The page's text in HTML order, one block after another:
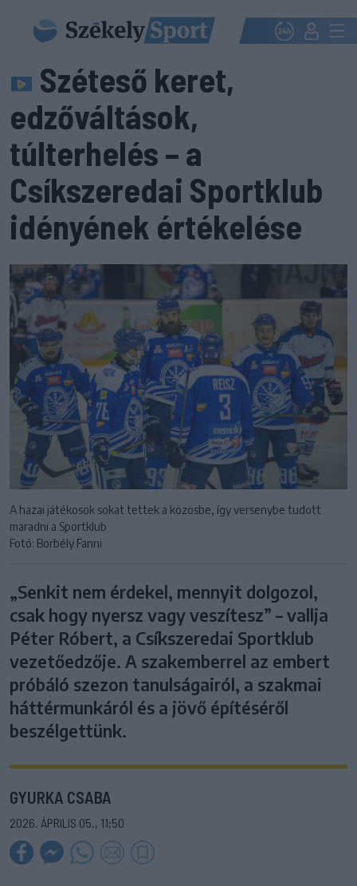
Széteső keret,
edzőváltások,
túlterhelés – a
Csíkszeredai Sportklub
idényének értékelése
A hazai játékosok sokat tettek a közösbe, így versenybe tudott
maradni a Sportklub
Fotó: Borbély Fanni
„Senkit nem érdekel, mennyit dolgozol,
csak hogy nyersz vagy veszítesz” – vallja
Péter Róbert, a Csíkszeredai Sportklub
vezetőedzője. A szakemberrel az embert
próbáló szezon tanulságairól, a szakmai
háttérmunkáról és a jövő építéséről
beszélgettünk.
GYURKA CSABA
2026. ÁPRILIS 05., 11:50